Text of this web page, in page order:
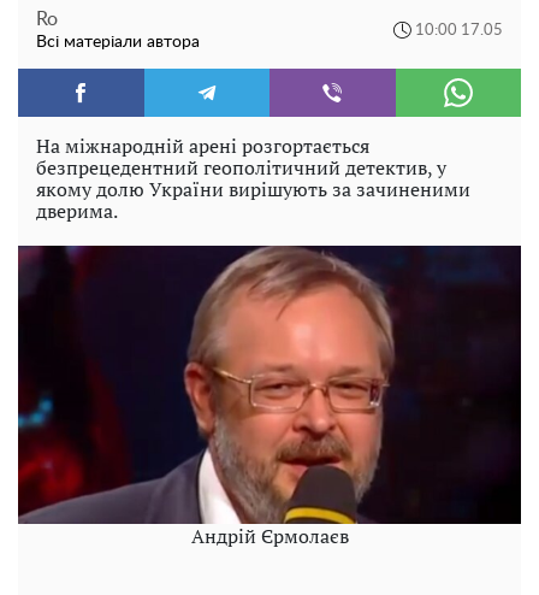
Ro
Всі матеріали автора
10:00 17.05
На міжнародній арені розгортається
безпрецедентний геополітичний детектив, у
якому долю України вирішують за зачиненими
дверима.
Андрій Єрмолаєв